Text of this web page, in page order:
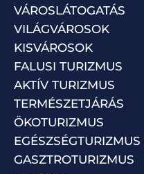
VÁROSLÁTOGATÁS
VILÁGVÁROSOK
KISVÁROSOK
FALUSI TURIZMUS
AKTÍV TURIZMUS
TERMÉSZETJÁRÁS
ÖKOTURIZMUS
EGÉSZSÉGTURIZMUS
GASZTROTURIZMUS